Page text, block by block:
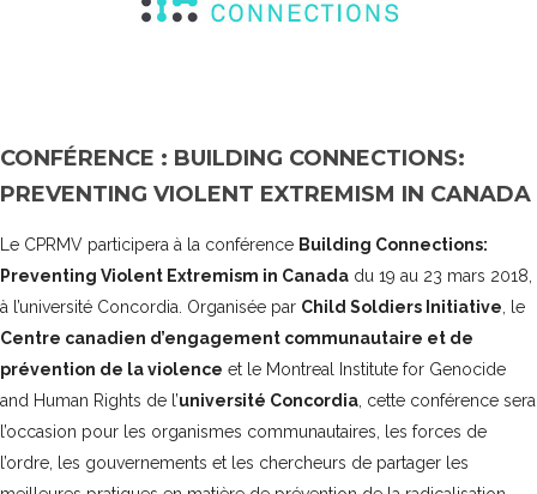
CONFÉRENCE : BUILDING CONNECTIONS:
PREVENTING VIOLENT EXTREMISM IN CANADA
Le CPRMV participera à la conférence Building Connections:
Preventing Violent Extremism in Canada du 19 au 23 mars 2018,
à l’université Concordia. Organisée par Child Soldiers Initiative , le
Centre canadien d’engagement communautaire et de
prévention de la violence et le Montreal Institute for Genocide
and Human Rights de l’université Concordia , cette conférence sera
l’occasion pour les organismes communautaires, les forces de
l’ordre, les gouvernements et les chercheurs de partager les